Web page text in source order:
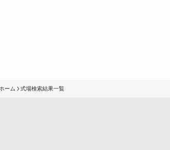
ホーム 式場検索結果一覧